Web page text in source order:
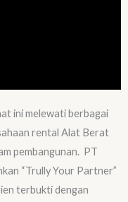
ini melewati berbagai
rental Alat Berat
pembangunan. PT
“Trully Your Partner”
terbukti dengan